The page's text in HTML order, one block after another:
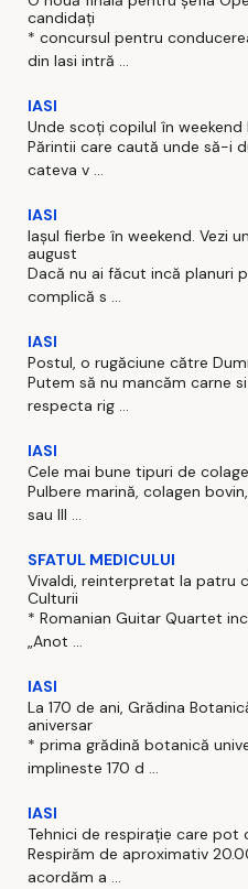
candidați
* concursul pentru
din Iasi intră ...
IASI
Unde scoți copilul în weekend
Părintii care caută unde să-i
cateva v ...
IASI
Iașul fierbe în weekend. Vezi
august
Dacă nu ai făcut incă planuri
complică s ...
IASI
Postul, o rugăciune către
Putem să nu mancăm carne
respecta rig ...
IASI
Cele mai bune tipuri de
Pulbere marină, colagen
sau III ...
SFATUL MEDICULUI
Vivaldi, reinterpretat la patru
Culturii
* Romanian Guitar Quartet
„Anot ...
IASI
La 170 de ani, Grădina
aniversar
* prima grădină botanică
implineste 170 d ...
IASI
Tehnici de respirație care pot
Respirăm de aproximativ
acordăm a ...